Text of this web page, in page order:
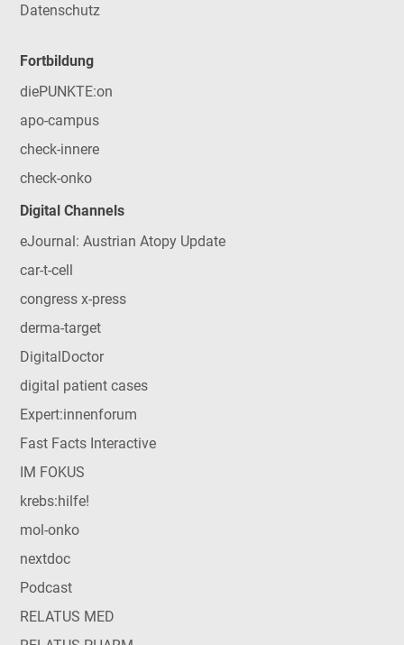
Datenschutz
Fortbildung
diePUNKTE:on
apo-campus
check-innere
check-onko
Digital Channels
eJournal: Austrian Atopy Update
car-t-cell
congress x-press
derma-target
DigitalDoctor
digital patient cases
Expert:innenforum
Fast Facts Interactive
IM FOKUS
krebs:hilfe!
mol-onko
nextdoc
Podcast
RELATUS MED